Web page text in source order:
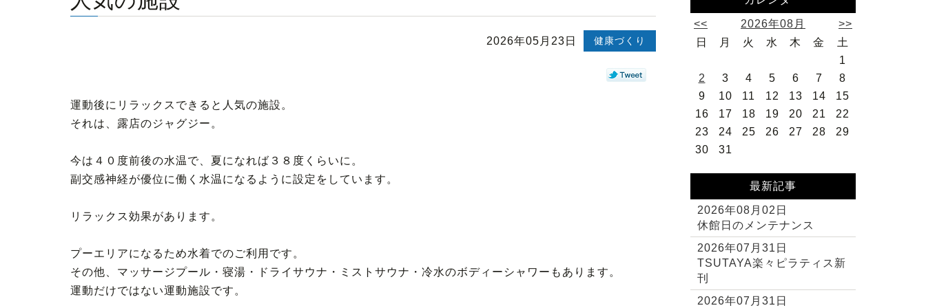
健康づくり
2026年05月23日
運動後にリラックスできると人気の施設。
それは、露店のジャグジー。
今は４０度前後の水温で、夏になれば３８度くらいに。
副交感神経が優位に働く水温になるように設定をしています。
リラックス効果があります。
プーエリアになるため水着でのご利用です。
その他、マッサージプール・寝湯・ドライサウナ・ミストサウナ・冷水のボディーシャワーもあります。
運動だけではない運動施設です。
<< 2026年08月
>>
日
月 火 水 木 金
土
1
2
3 4 5 6 7
8
9
10 11 12 13 14
15
16
17 18 19 20 21
22
23
24 25 26 27 28
29
30
31
最新記事
2026年08月02日
休館日のメンテナンス
2026年07月31日
TSUTAYA楽々ピラティス新
刊
2026年07月31日